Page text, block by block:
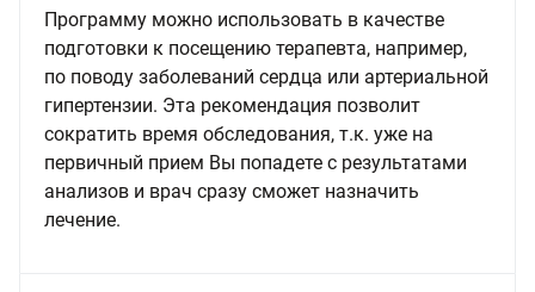
Программу можно использовать в качестве
подготовки к посещению терапевта, например,
по поводу заболеваний сердца или артериальной
гипертензии. Эта рекомендация позволит
сократить время обследования, т.к. уже на
первичный прием Вы попадете с результатами
анализов и врач сразу сможет назначить
лечение.